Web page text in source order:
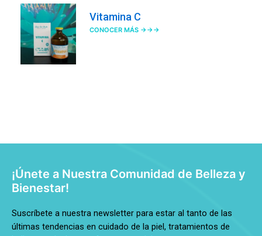
Vitamina C
CONOCER MÁS →→→
¡Únete a Nuestra Comunidad de Belleza y
Bienestar!
Suscríbete a nuestra newsletter para estar al tanto de las
últimas tendencias en cuidado de la piel, tratamientos de